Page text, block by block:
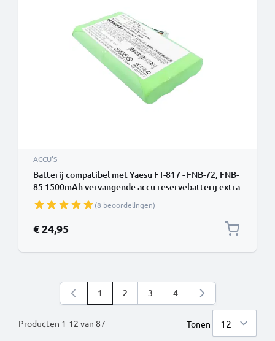
ACCU'S
Batterij compatibel met Yaesu FT-817 - FNB-72, FNB-
85 1500mAh vervangende accu reservebatterij extra
energie
(8 beoordelingen)
€ 24,95
Producten 1-12 van 87
U lees momenteel pagina
1 Pagina
2 Pagina
3 Pagina
4
Tonen